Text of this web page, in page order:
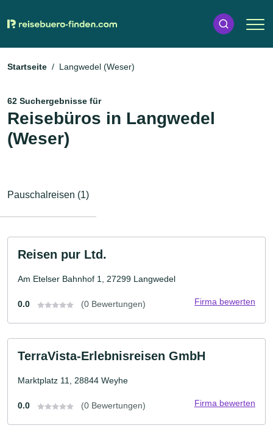
Startseite Langwedel (Weser)
62 Suchergebnisse für
Reisebüros in Langwedel
(Weser)
Pauschalreisen (1)
Reisen pur Ltd.
Am Etelser Bahnhof 1, 27299 Langwedel
0.0 (0 Bewertungen) Firma bewerten
TerraVista-Erlebnisreisen GmbH
Marktplatz 11, 28844 Weyhe
0.0 (0 Bewertungen) Firma bewerten